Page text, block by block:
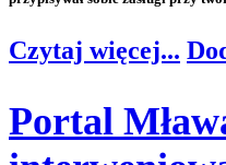
Czytaj więcej...
Portal